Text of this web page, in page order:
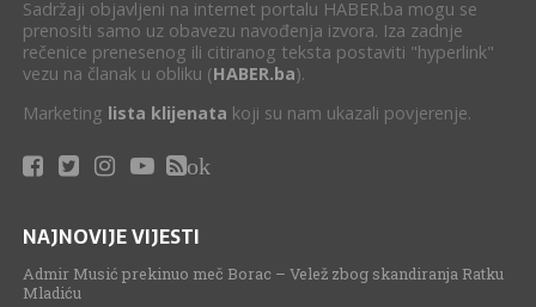
Sadržaji objavljeni na internet portalu HABER.ba mogu se
prenositi samo uz obavezu navođenja izvora. Iza zadnje
rečenice prenesenog ili citiranog teksta postaviti "hyperlink"
vezu na članak u obliku (HABER.ba).
Marketing lista klijenata koji su nam ukazali povjerenje.
ok
NAJNOVIJE VIJESTI
Admir Musić prekinuo meč Borac – Velež zbog skandiranja Ratku
Mladiću